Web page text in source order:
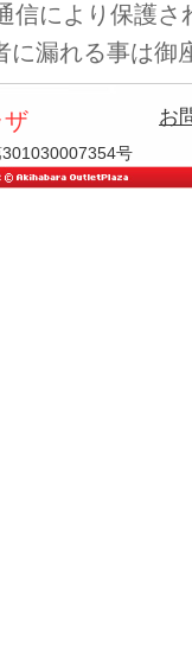
信により保護さ
に漏れる事は御
ザ
号
お